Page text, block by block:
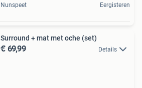
Nunspeet Eergisteren
Surround + mat met oche (set)
€ 69,99 Details